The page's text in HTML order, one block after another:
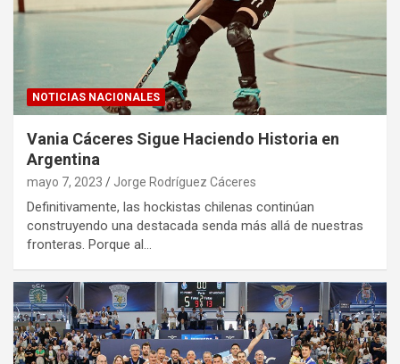
NOTICIAS NACIONALES
Vania Cáceres Sigue Haciendo Historia en
Argentina
mayo 7, 2023 Jorge Rodríguez Cáceres
Definitivamente, las hockistas chilenas continúan
construyendo una destacada senda más allá de nuestras
fronteras. Porque al…